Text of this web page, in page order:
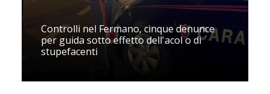
Controlli nel Fermano, cinque denunce
per guida sotto effetto dell'acol o di
stupefacenti